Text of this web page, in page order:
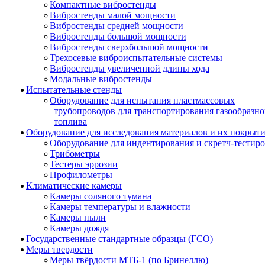
Компактные вибростенды
Вибростенды малой мощности
Вибростенды средней мощности
Вибростенды большой мощности
Вибростенды сверхбольшой мощности
Трехосевые виброиспытательные системы
Вибростенды увеличенной длины хода
Модальные вибростенды
Испытательные стенды
Оборудование для испытания пластмассовых
трубопроводов для транспортирования
топлива
Оборудование для исследования материалов и их
Оборудование для индентирования и скретч-
Трибометры
Тестеры эррозии
Профилометры
Климатические камеры
Камеры соляного тумана
Камеры температуры и влажности
Камеры пыли
Камеры дождя
Государственные стандартные образцы (ГСО)
Меры твердости
Меры твёрдости МТБ-1 (по Бринеллю)